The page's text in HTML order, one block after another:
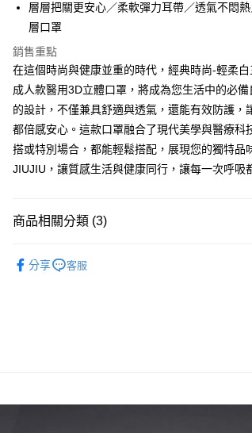
街口支付
ATM付款
運送方式
全家取貨付款
每筆NT$60，滿NT$499(含以上)免運費
每筆NT$60，滿NT$499(含以上)免運費
層層把關更安心／柔軟彈力耳帶／透氣不悶
層口罩
銷售重點
在這個時尚與健康並重的時代，經典時尚-輕柔
成人款醫用3D立體口罩，將成為您生活中的必備
的設計，不僅兼具舒適與透氣，還能有效防護，
都倍感安心。這款口罩融合了現代美學與醫療科
搭或特別場合，都能輕鬆搭配，展現您的獨特品
JIUJIU，讓質感生活與健康同行，讓每一次呼吸
商品相關分類 (3)
分享 客服